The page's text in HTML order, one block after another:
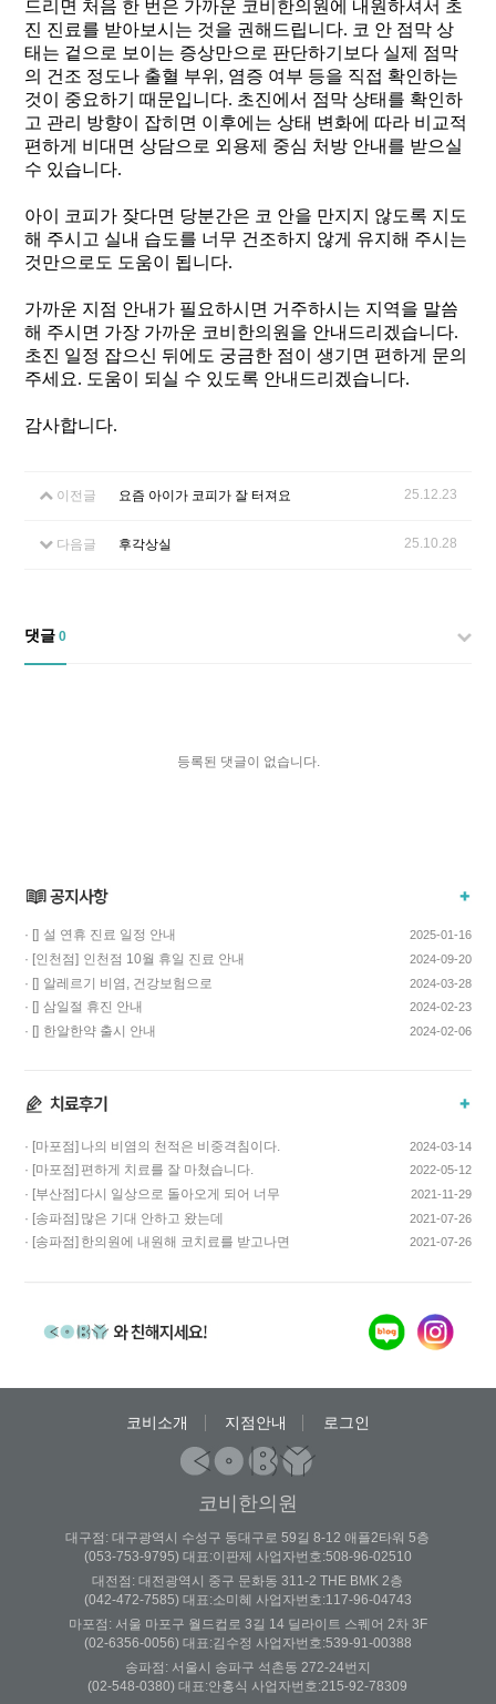
드리면 처음 한 번은 가까운 코비한의원에 내원하셔서 초
진 진료를 받아보시는 것을 권해드립니다. 코 안 점막 상
태는 겉으로 보이는 증상만으로 판단하기보다 실제 점막
의 건조 정도나 출혈 부위 , 염증 여부 등을 직접 확인하는
것이 중요하기 때문입니다. 초진에서 점막 상태를 확인하
고 관리 방향이 잡히면 이후에는 상태 변화에 따라 비교적
편하게 비대면 상담으로 외용제 중심 처방 안내를 받으실
수 있습니다.
아이 코피가 잦다면 당분간은 코 안을 만지지 않도록 지도
해 주시고 실내 습도를 너무 건조하지 않게 유지해 주시는
것만으로도 도움이 됩니다.
가까운 지점 안내가 필요하시면 거주하시는 지역을 말씀
해 주시면 가장 가까운 코비한의원을 안내드리겠습니다.
초진 일정 잡으신 뒤에도 궁금한 점이 생기면 편하게 문의
주세요. 도움이 되실 수 있도록 안내드리겠습니다.
감사합니다.
이전글 요즘 아이가 코피가 잘 터져요 25.12.23
다음글 후각상실 25.10.28
댓글 0
등록된 댓글이 없습니다.
· [] 설 연휴 진료 일정 안내 2025-01-16
· [인천점] 인천점 10월 휴일 진료 안내 2024-09-20
· [] 알레르기 비염, 건강보험으로
치료하고 비용…
2024-03-28
· [] 삼일절 휴진 안내 2024-02-23
· [] 한알한약 출시 안내 2024-02-06
· [마포점] 나의 비염의 천적은 비중격침이다. 2024-03-14
· [마포점] 편하게 치료를 잘 마쳤습니다. 2022-05-12
· [부산점] 다시 일상으로 돌아오게 되어 너무
기쁩니다…
2021-11-29
· [송파점] 많은 기대 안하고 왔는데
코스요리처럼 이어…
2021-07-26
· [송파점] 한의원에 내원해 코치료를 받고나면
2021-07-26
코비소개 지점안내 로그인
코비한의원
대구점: 대구광역시 수성구 동대구로 59길 8-12 애플2타워 5층
(053-753-9795) 대표:이판제 사업자번호:508-96-02510
대전점: 대전광역시 중구 문화동 311-2 THE BMK 2층
(042-472-7585) 대표:소미혜 사업자번호:117-96-04743
마포점: 서울 마포구 월드컵로 3길 14 딜라이트 스퀘어 2차 3F
(02-6356-0056) 대표:김수정 사업자번호:539-91-00388
송파점: 서울시 송파구 석촌동 272-24번지
(02-548-0380) 대표:안홍식 사업자번호:215-92-78309